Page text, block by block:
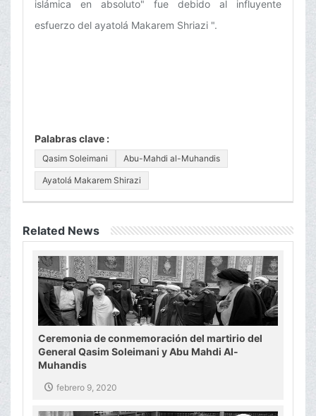
islámica en absoluto" fue debido al influyente
esfuerzo del ayatolá Makarem Shriazi ".
Palabras clave :
Qasim Soleimani Abu-Mahdi al-Muhandis
Ayatolá Makarem Shirazi
Related News
Ceremonia de conmemoración del martirio del
General Qasim Soleimani y Abu Mahdi Al-
Muhandis
febrero 9, 2020